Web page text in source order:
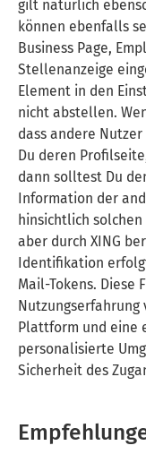
gilt natürlich
können ebenfalls
Business Page,
Stellenanzeige
Element in den
nicht abstellen.
dass andere
Du deren
dann solltest Du
Information der
hinsichtlich
aber durch XING
Identifikation
Mail-Tokens.
Nutzungserfahrung
Plattform und eine
personalisierte
Sicherheit des